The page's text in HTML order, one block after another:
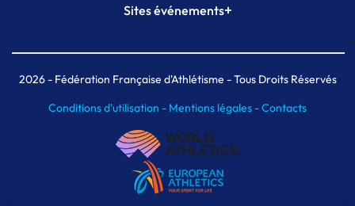
Plateforme Formation
Sites événements+
Meeting de Paris indoor
MAIF Ekiden de Paris
2026- Fédération Française d'Athlétisme - Tous Droits Réservés
Conditions d'utilisation - Mentions légales -Contacts